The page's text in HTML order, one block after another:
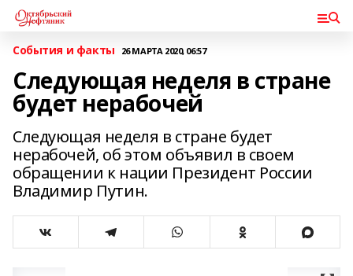
События и факты 26 МАРТА 2020, 06:57
Следующая неделя в стране
будет нерабочей
Следующая неделя в стране будет
нерабочей, об этом объявил в своем
обращении к нации Президент России
Владимир Путин.